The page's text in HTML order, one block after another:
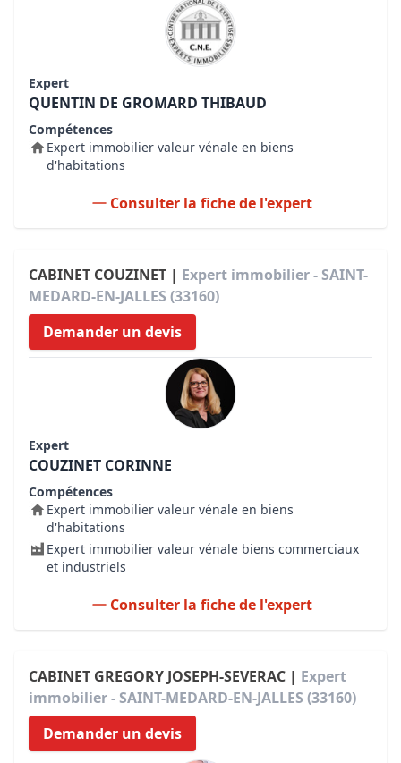
Expert
QUENTIN DE GROMARD THIBAUD
Compétences
Expert immobilier valeur vénale en biens
d'habitations
Consulter la fiche de l'expert
CABINET COUZINET | Expert immobilier - SAINT-
MEDARD-EN-JALLES (33160)
Demander un devis
Expert
COUZINET CORINNE
Compétences
Expert immobilier valeur vénale en biens
d'habitations
Expert immobilier valeur vénale biens commerciaux
et industriels
Consulter la fiche de l'expert
CABINET GREGORY JOSEPH-SEVERAC | Expert
immobilier - SAINT-MEDARD-EN-JALLES (33160)
Demander un devis